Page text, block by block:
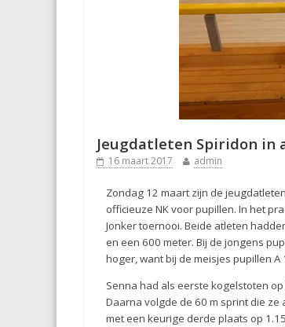
Jeugdatleten Spiridon in
16 maart 2017 admin
Zondag 12 maart zijn de
officieuze NK voor pupillen. In het
Jonker toernooi. Beide atleten
en een 600 meter. Bij de jongens
hoger, want bij de meisjes pupillen
Senna had als eerste kogelstoten
Daarna volgde de 60 m sprint die
met een keurige derde plaats op